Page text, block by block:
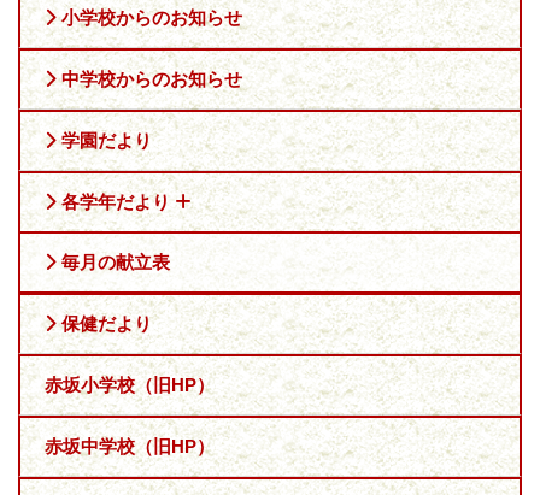
小学校からのお知らせ
中学校からのお知らせ
学園だより
各学年だより
毎月の献立表
保健だより
赤坂小学校（旧HP）
赤坂中学校（旧HP）